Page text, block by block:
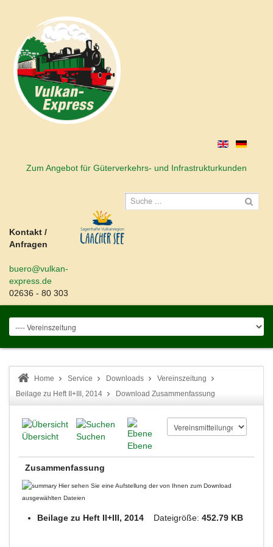
Zum Angebot für Güterverkehrs- und Infrastrukturkunden
Kontakt /
Anfragen
buero@vulkan-
express.de
02636 - 80 303
Home Service Downloads
Vereinszeitung
Beilage zu Heft II+III, 2014
Download Zusammenfassung
Übersicht
Suchen
Ebene
Zusammenfassung
Hier sehen Sie eine Aufstellung der von Ihnen zum Download
ausgewählten Dateien
Beilage zu Heft II+III, 2014 Dateigröße: 452.79 KB